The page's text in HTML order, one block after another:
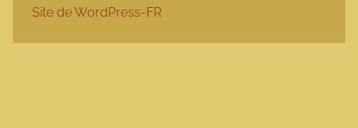
Site de WordPress-FR